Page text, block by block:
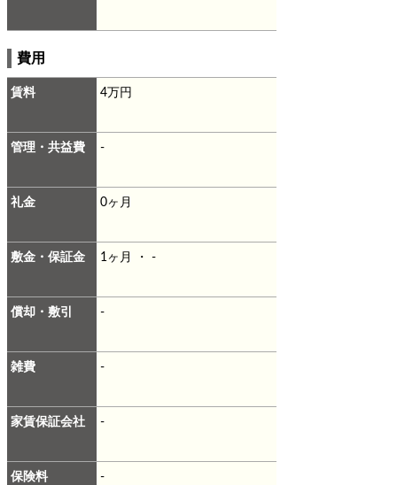
費用
賃料 4万円
管理・共益費 -
礼金 0ヶ月
敷金・保証金 1ヶ月 ・ -
償却・敷引 -
雑費 -
家賃保証会社 -
保険料 -